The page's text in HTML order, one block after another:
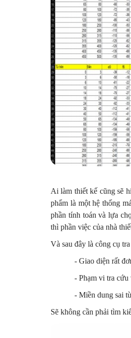
Ai làm thiết kế cũng sẽ
phẩm là một hệ thống
phần tính toán và lựa
thì phần việc của nhà
Và sau đây là công cụ
- Giao diện rất
- Phạm vi tra
- Miền dung sai
Sẽ không cần phải tìm